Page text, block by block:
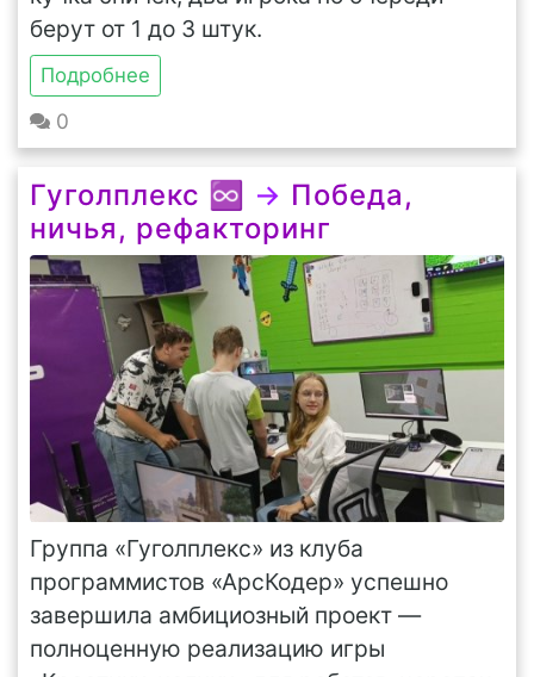
берут от 1 до 3 штук.
Подробнее
0
Гуголплекс ♾️ → Победа,
ничья, рефакторинг
Группа «Гуголплекс» из клуба
программистов «АрсКодер» успешно
завершила амбициозный проект —
полноценную реализацию игры